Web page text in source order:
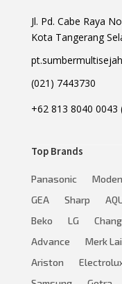
Jl. Pd. Cabe Raya
Kota Tangerang
(021) 7443730
+62 813 8040 0043
Top Brands
Panasonic
GEA
Sharp
Beko
LG
Advance
Merk
Ariston